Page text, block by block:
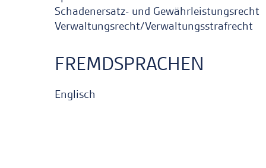
Schadenersatz- und Gewährleistungsrecht
Verwaltungsrecht/Verwaltungsstrafrecht
FREMDSPRACHEN
Englisch